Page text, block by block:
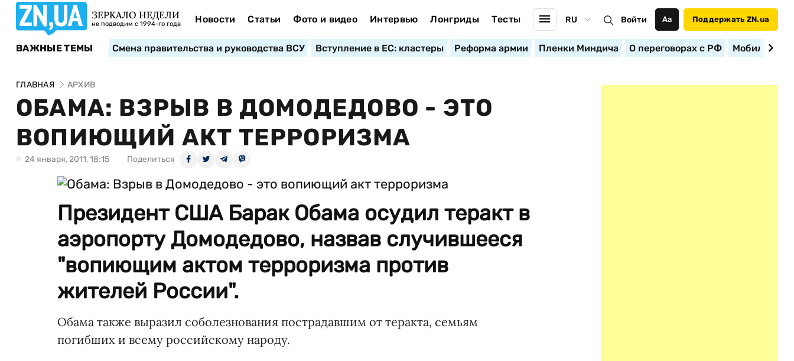
ЗЕРКАЛО НЕДЕЛИ
не подводим с 1994-го года Новости Статьи Фото и видео Интервью Лонгриды Тесты RU Войти Аа Поддержать ZN.ua
ВАЖНЫЕ ТЕМЫ Смена правительства и руководства ВСУ Вступление в ЕС: кластеры Реформа армии Пленки Миндича О переговорах с РФ
ГЛАВНАЯ АРХИВ
ОБАМА: ВЗРЫВ В ДОМОДЕДОВО - ЭТО
ВОПИЮЩИЙ АКТ ТЕРРОРИЗМА
24 января, 2011, 18:15 Поделиться
Президент США Барак Обама осудил теракт в
аэропорту Домодедово, назвав случившееся
"вопиющим актом терроризма против
жителей России".
Обама также выразил соболезнования пострадавшим от теракта, семьям
погибших и всему российскому народу.